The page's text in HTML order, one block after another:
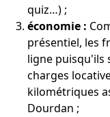
quiz…) ;
économie :
présentiel, les
ligne puisqu'ils
charges
kilométriques
Dourdan ;